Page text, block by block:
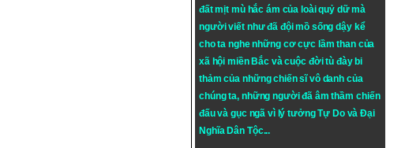
đất mịt mù hắc ám của loài quỷ dữ mà
người viết như đã đội mồ sống dậy kể
cho ta nghe những cơ cực lầm than của
xã hội miền Bắc và cuộc đời tù đày bi
thảm của những chiến sĩ vô danh của
chúng ta, những người đã âm thầm chiến
đấu và gục ngã vì lý tưởngTự DovàĐại
Nghĩa Dân Tộc...